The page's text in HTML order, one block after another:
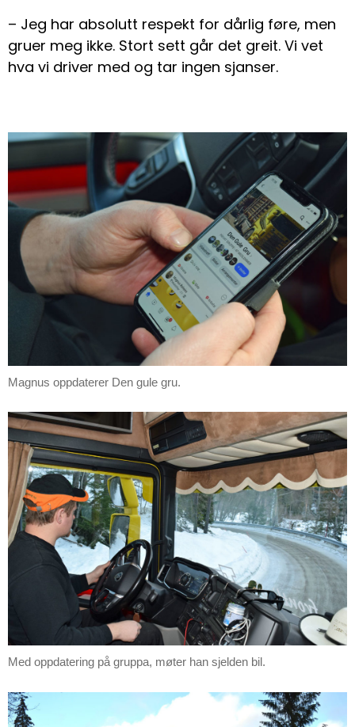
– Jeg har absolutt respekt for dårlig føre, men
gruer meg ikke. Stort sett går det greit. Vi vet
hva vi driver med og tar ingen sjanser.
Magnus oppdaterer Den gule gru.
Med oppdatering på gruppa, møter han sjelden bil.